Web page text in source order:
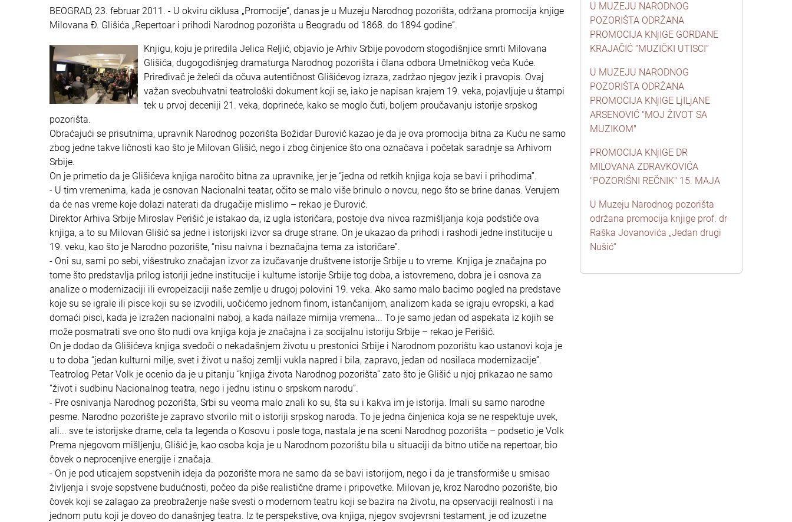
BEOGRAD, 23. februar 2011. - U okviru ciklusa „Promocije“, danas je u Muzeju Narodnog pozorišta, održana promocija knjige
Milovana Đ. Glišića „Repertoar i prihodi Narodnog pozorišta u Beogradu od 1868. do 1894 godine“.
Knjigu, koju je priredila Jelica Reljić, objavio je Arhiv Srbije povodom stogodišnjice smrti Milovana
Glišića, dugogodišnjeg dramaturga Narodnog pozorišta i člana odbora Umetničkog veća Kuće.
Priređivač je želeći da očuva autentičnost Glišićevog izraza, zadržao njegov jezik i pravopis. Ovaj
važan sveobuhvatni teatrološki dokument koji se, iako je napisan krajem 19. veka, pojavljuje u štampi
tek u prvoj deceniji 21. veka, doprineće, kako se moglo čuti, boljem proučavanju istorije srpskog
pozorišta.
Obraćajući se prisutnima, upravnik Narodnog pozorišta Božidar Đurović kazao je da je ova promocija bitna za Kuću ne samo
zbog jedne takve ličnosti kao što je Milovan Glišić, nego i zbog činjenice što ona označava i početak saradnje sa Arhivom
Srbije.
On je primetio da je Glišićeva knjiga naročito bitna za upravnike, jer je “jedna od retkih knjiga koja se bavi i prihodima”.
- U tim vremenima, kada je osnovan Nacionalni teatar, očito se malo više brinulo o novcu, nego što se brine danas. Verujem
da će nas vreme koje dolazi naterati da drugačije mislimo – rekao je Đurović.
Direktor Arhiva Srbije Miroslav Perišić je istakao da, iz ugla istoričara, postoje dva nivoa razmišljanja koja podstiče ova
knjiga, a to su Milovan Glišić sa jedne i istorijski izvor sa druge strane. On je ukazao da prihodi i rashodi jedne institucije u
19. veku, kao što je Narodno pozorište, “nisu naivna i beznačajna tema za istoričare”.
- Oni su, sami po sebi, višestruko značajan izvor za izučavanje društvene istorije Srbije u to vreme. Knjiga je značajna po
tome što predstavlja prilog istoriji jedne institucije i kulturne istorije Srbije tog doba, a istovremeno, dobra je i osnova za
analize o modernizaciji ili evropeizaciji naše zemlje u drugoj polovini 19. veka. Ako samo malo bacimo pogled na predstave
koje su se igrale ili pisce koji su se izvodili, uočićemo jednom finom, istančanijom, analizom kada se igraju evropski, a kad
domaći pisci, kada je izražen nacionalni naboj, a kada nailaze mirnija vremena... To je samo jedan od aspekata iz kojih se
može posmatrati sve ono što nudi ova knjiga koja je značajna i za socijalnu istoriju Srbije – rekao je Perišić.
On je dodao da Glišićeva knjiga svedoči o nekadašnjem životu u prestonici Srbije i Narodnom pozorištu kao ustanovi koja je
u to doba “jedan kulturni milje, svet i život u našoj zemlji vukla napred i bila, zapravo, jedan od nosilaca modernizacije”.
Teatrolog Petar Volk je ocenio da je u pitanju “knjiga života Narodnog pozorišta” zato što je Glišić u njoj prikazao ne samo
“život i sudbinu Nacionalnog teatra, nego i jednu istinu o srpskom narodu”.
- Pre osnivanja Narodnog pozorišta, Srbi su veoma malo znali ko su, šta su i kakva im je istorija. Imali su samo narodne
pesme. Narodno pozorište je zapravo stvorilo mit o istoriji srpskog naroda. To je jedna činjenica koja se ne respektuje uvek,
ali... sve te istorijske drame, cela ta legenda o Kosovu i posle toga, nastala je na sceni Narodnog pozorišta – podsetio je Volk
Prema njegovom mišljenju, Glišić je, kao osoba koja je u Narodnom pozorištu bila u situaciji da bitno utiče na repertoar, bio
čovek o neprocenjive energije i značaja.
- On je pod uticajem sopstvenih ideja da pozorište mora ne samo da se bavi istorijom, nego i da je transformiše u smisao
življenja i svoje sopstvene budućnosti, počeo da piše realistične drame i pripovetke. Milovan je, kroz Narodno pozorište, bio
čovek koji se zalagao za preobraženje naše svesti o modernom teatru koji se bazira na životu, na opservaciji realnosti i na
jednom putu koji je doveo do današnjeg teatra. Iz te perspekstive, ova knjiga, njegov svojevrsni testament, je od izuzetne
U MUZEJU NARODNOG
POZORIŠTA ODRŽANA
PROMOCIJA KNjIGE GORDANE
KRAJAČIĆ “MUZIČKI UTISCI”
U MUZEJU NARODNOG
POZORIŠTA ODRŽANA
PROMOCIJA KNjIGE LjILjANE
ARSENOVIĆ "MOJ ŽIVOT SA
MUZIKOM"
PROMOCIJA KNjIGE DR
MILOVANA ZDRAVKOVIĆA
"POZORIŠNI REČNIK" 15. MAJA
U Muzeju Narodnog pozorišta
održana promocija knjige prof. dr
Raška Jovanovića „Jedan drugi
Nušić“